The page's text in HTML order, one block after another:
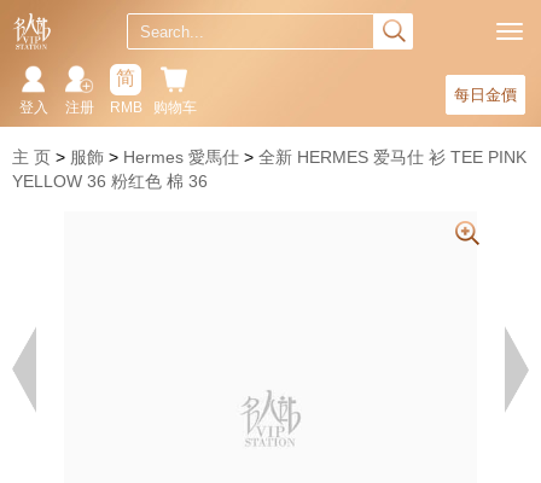
每日金價
购物车
简
RMB
注册
登入
主 页 服飾 Hermes 愛馬仕
全新 HERMES 爱马仕 衫 TEE PINK
YELLOW 36 粉红色 棉 36